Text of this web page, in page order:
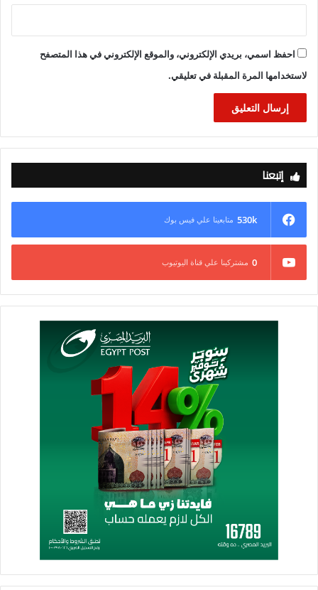
احفظ اسمي، بريدي الإلكتروني، والموقع الإلكتروني في هذا المتصفح
لاستخدامها المرة المقبلة في تعليقي.
إتبعنا
530k متابعينا علي فيس بوك
0 مشتركينا علي قناة اليوتيوب